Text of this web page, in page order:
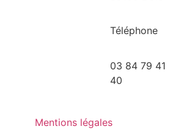
Téléphone
03 84 79 41
40
Mentions légales